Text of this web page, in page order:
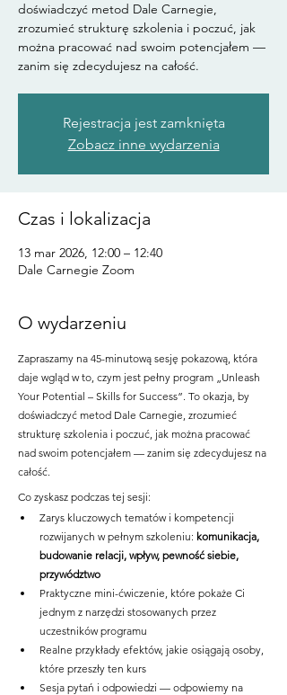
doświadczyć metod Dale Carnegie,
zrozumieć strukturę szkolenia i poczuć, jak
można pracować nad swoim potencjałem —
zanim się zdecydujesz na całość.
Rejestracja jest zamknięta
Zobacz inne wydarzenia
Czas i lokalizacja
13 mar 2026, 12:00 – 12:40
Dale Carnegie Zoom
O wydarzeniu
Zapraszamy na 45-minutową sesję pokazową, która
daje wgląd w to, czym jest pełny program „Unleash
Your Potential – Skills for Success”. To okazja, by
doświadczyć metod Dale Carnegie, zrozumieć
strukturę szkolenia i poczuć, jak można pracować
nad swoim potencjałem — zanim się zdecydujesz na
całość.
Co zyskasz podczas tej sesji:
Zarys kluczowych tematów i kompetencji
rozwijanych w pełnym szkoleniu: komunikacja,
budowanie relacji, wpływ, pewność siebie,
przywództwo
Praktyczne mini-ćwiczenie, które pokaże Ci
jednym z narzędzi stosowanych przez
uczestników programu
Realne przykłady efektów, jakie osiągają osoby,
które przeszły ten kurs
Sesja pytań i odpowiedzi — odpowiemy na